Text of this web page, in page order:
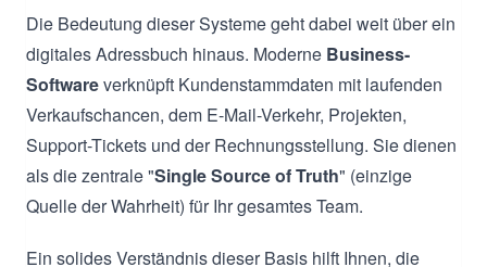
Die Bedeutung dieser Systeme geht dabei weit über ein
digitales Adressbuch hinaus. Moderne Business-
Softwareverknüpft Kundenstammdaten mit laufenden
Verkaufschancen, dem E-Mail-Verkehr, Projekten,
Support-Tickets und der Rechnungsstellung. Sie dienen
als die zentrale "Single Source of Truth" (einzige
Quelle der Wahrheit) für Ihr gesamtes Team.
Ein solides Verständnis dieser Basis hilft Ihnen, die